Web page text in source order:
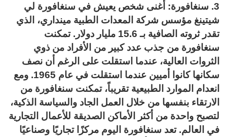
3. سنغافورة: أغنى شخص يعيش في سنغافورة لي
شيتينغ مؤسس شركة المعدات الطبية مينداري، الذي
تقدر ثروته الصافية بـ 15.6 مليار دولار. تمكنت
سنغافورة من جذب عدد كبير من الأفراد من ذوي
الثروات العالية، عندما استقلت على الرغم أن نصف
سكانها كانوا أميين عندما استقلت في عام 1965. ومع
انعدام الموارد الطبيعية تقريباً، تمكنت سنغافورة من
الارتقاء بنفسها من خلال العمل الجاد والسياسة الذكية،
لتصبح واحدة من أكثر الأماكن الصديقة للأعمال التجارية
في العالم. تعد سنغافورة اليوم مركزًا تجاريًا وصناعيًا